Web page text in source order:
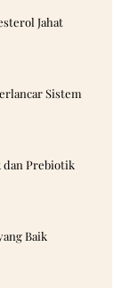
Jahat
Sistem
dan Prebiotik
Baik